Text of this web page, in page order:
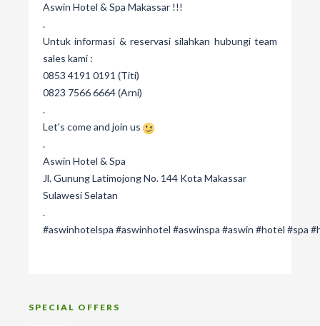
Aswin Hotel & Spa Makassar !!!
.
Untuk informasi & reservasi silahkan hubungi team
sales kami :
0853 4191 0191 (Titi)
0823 7566 6664 (Arni)
.
Let's come and join us
.
Aswin Hotel & Spa
Jl. Gunung Latimojong No. 144 Kota Makassar
Sulawesi Selatan
.
#aswinhotelspa #aswinhotel #aswinspa #aswin #hotel #spa
SPECIAL OFFERS